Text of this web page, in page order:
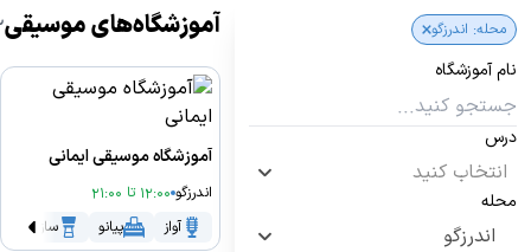
محله: اندرزگو
نام آموزشگاه
درس
انتخاب کنید
محله
اندرزگو
آموزشگاه‌های موسیقی2
آموزشگاه موسیقی ایمانی
اندرزگو 12:00 تا 21:00
آواز
پیانو سازهای